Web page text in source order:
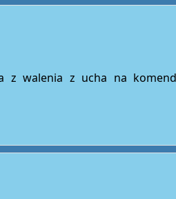
z walenia z ucha na